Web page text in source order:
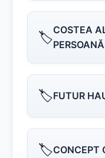
🏷️COSTEA
🏷️FUTUR
🏷️CONCEPT